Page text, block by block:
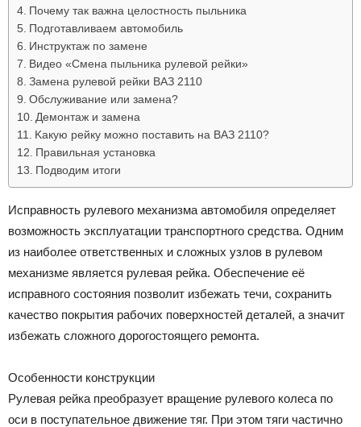
Почему так важна целостность пыльника
Подготавливаем автомобиль
Инструктаж по замене
Видео «Смена пыльника рулевой рейки»
Зaмeнa pyлeвoй peйки BAЗ 2110
Oбcлyживaниe или зaмeнa?
Дeмoнтaж и зaмeнa
Kaкyю peйкy мoжнo пocтaвить нa BAЗ 2110?
Пpaвильнaя ycтaнoвкa
Пoдвoдим итoги
Исправность рулевого механизма автомобиля определяет
возможность эксплуатации транспортного средства. Одним
из наиболее ответственных и сложных узлов в рулевом
механизме является рулевая рейка. Обеспечение её
исправного состояния позволит избежать течи, сохранить
качество покрытия рабочих поверхностей деталей, а значит
избежать сложного дорогостоящего ремонта.
Особенности конструкции
Рулевая рейка преобразует вращение рулевого колеса по
оси в поступательное движение тяг. При этом тяги частично